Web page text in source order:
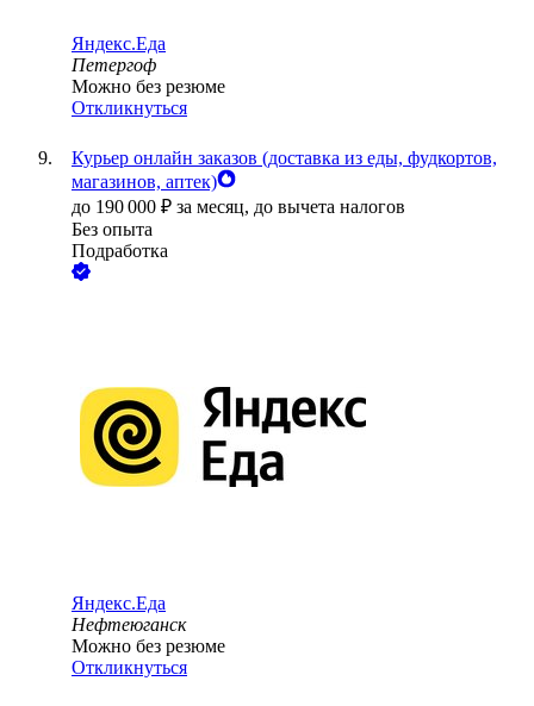
Яндекс.Еда
Петергоф
Можно без резюме
Откликнуться
Курьер онлайн заказов (доставка из еды, фудкортов,
магазинов, аптек)
до 190 000 ₽ за месяц, до вычета налогов
Без опыта
Подработка
Яндекс.Еда
Нефтеюганск
Можно без резюме
Откликнуться